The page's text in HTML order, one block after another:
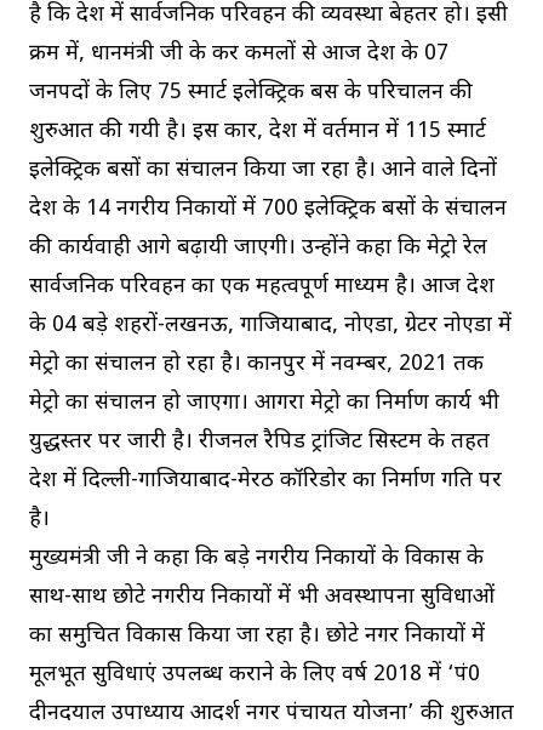
है कि देश में सार्वजनिक परिवहन की व्यवस्था बेहतर हो। इसी
क्रम में, प्रधानमंत्री जी के कर कमलों से आज प्रदेश के 07
जनपदों के लिए 75 स्मार्ट इलेक्ट्रिक बस के परिचालन की
शुरुआत की गयी है। इस प्रकार, प्रदेश में वर्तमान में 115 स्मार्ट
इलेक्ट्रिक बसों का संचालन किया जा रहा है। आने वाले दिनों
प्रदेश के 14 नगरीय निकायों में 700 इलेक्ट्रिक बसों के संचालन
की कार्यवाही आगे बढ़ायी जाएगी। उन्होंने कहा कि मेट्रो रेल
सार्वजनिक परिवहन का एक महत्वपूर्ण माध्यम है। आज प्रदेश
के 04 बड़े शहरों-लखनऊ, गाजियाबाद, नोएडा, ग्रेटर नोएडा में
मेट्रो का संचालन हो रहा है। कानपुर में नवम्बर, 2021 तक
मेट्रो का संचालन हो जाएगा। आगरा मेट्रो का निर्माण कार्य भी
युद्धस्तर पर जारी है। रीजनल रैपिड ट्रांजिट सिस्टम के तहत
प्रदेश में दिल्ली-गाजियाबाद-मेरठ कॉरिडोर का निर्माण प्रगति पर
है।
मुख्यमंत्री जी ने कहा कि बड़े नगरीय निकायों के विकास के
साथ-साथ छोटे नगरीय निकायों में भी अवस्थापना सुविधाओं
का समुचित विकास किया जा रहा है। छोटे नगर निकायों में
मूलभूत सुविधाएं उपलब्ध कराने के लिए वर्ष 2018 में ‘पं0
दीनदयाल उपाध्याय आदर्श नगर पंचायत योजना’ की शुरुआत